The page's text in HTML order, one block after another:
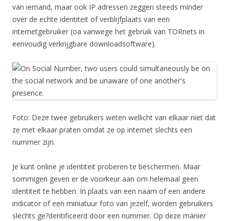
van iemand, maar ook IP adressen zeggen steeds minder
over de echte identiteit of verblijfplaats van een
internetgebruiker (oa vanwege het gebruik van TORnets in
eenvoudig verkrijgbare downloadsoftware).
Foto: Deze twee gebruikers weten wellicht van elkaar niet dat
ze met elkaar praten omdat ze op internet slechts een
nummer zijn.
Je kunt online je identiteit proberen te beschermen. Maar
sommigen geven er de voorkeur aan om helemaal geen
identiteit te hebben. In plaats van een naam of een andere
indicator of een miniatuur foto van jezelf, worden gebruikers
slechts ge?dentificeerd door een nummer. Op deze manier